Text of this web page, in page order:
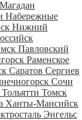
Магадан
Набережные
Нижний
Павловский
Раменское
Саратов Сергиев
Сочи
Тольятти Томск
Ханты-Мансийск
Энгельс